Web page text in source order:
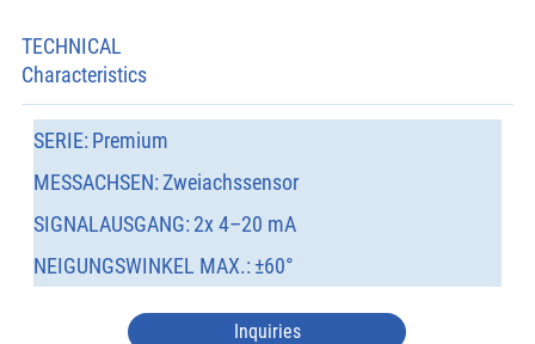
TECHNICAL
Characteristics
SERIE: Premium
MESSACHSEN: Zweiachssensor
SIGNALAUSGANG: 2x 4–20 mA
NEIGUNGSWINKEL MAX.: ±60°
Inquiries